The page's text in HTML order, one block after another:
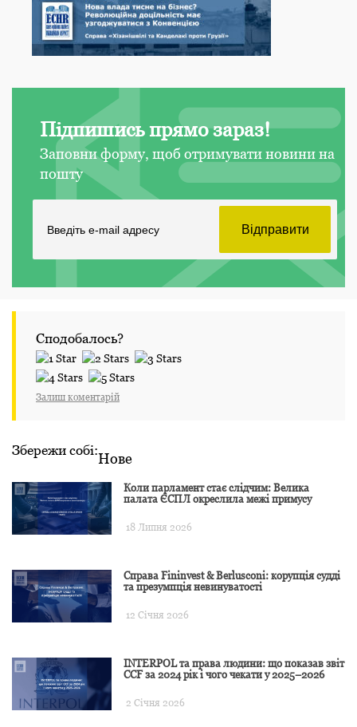
Підпишись прямо зараз!
Заповни форму, щоб отримувати новини на
пошту
Сподобалось?
Залиш коментарій
Збережи собі:Нове
Коли парламент стає слідчим: Велика
палата ЄСПЛ окреслила межі примусу
18 Липня 2026
Справа Fininvest & Berlusconi: корупція судді
та презумпція невинуватості
12 Січня 2026
INTERPOL та права людини: що показав звіт
CCF за 2024 рік і чого чекати у 2025–2026
2 Січня 2026